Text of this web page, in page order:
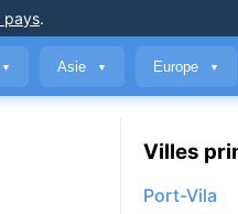
pays.
▼ Asie ▼ Europe ▼
Villes
Port-Vila